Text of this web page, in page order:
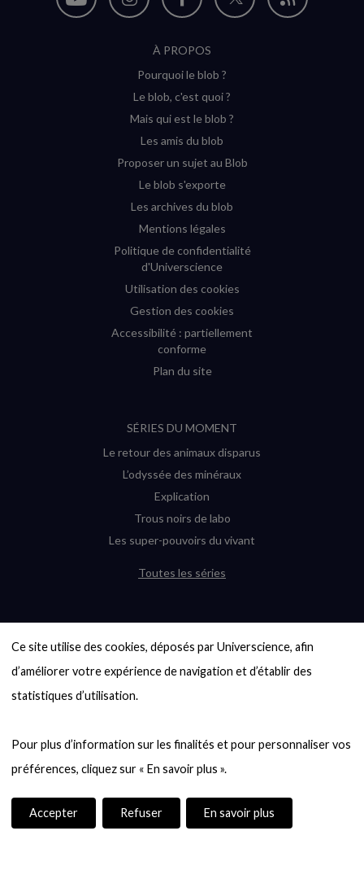
Ce site utilise des cookies, déposés par Universcience, afin
d’améliorer votre expérience de navigation et d’établir des
statistiques d’utilisation.
Pour plus d’information sur les finalités et pour personnaliser vos
Accepter Refuser En savoir plus
Nous
Nous
Instagram
(nouvelle
Nous
sur
Facebook
(nouvelle
Nous
Flux
À PROPOS
Pourquoi le blob ?
Le blob, c'est quoi ?
Mais qui est le blob ?
Les amis du blob
Proposer un sujet au Blob
Le blob s'exporte
Les archives du blob
Mentions légales
Politique de confidentialité
d'Universcience
Utilisation des cookies
Gestion des cookies
Accessibilité : partiellement
conforme
Plan du site
SÉRIES DU MOMENT
Le retour des animaux disparus
L’odyssée des minéraux
Explication
Trous noirs de labo
Les super-pouvoirs du vivant
Toutes les séries
6000 exoplanètes, et pas de « Terre »
en vue ?
Quel avenir pour les cryptos ?
Entre mathématiques et politique : la
quête d’un vote équitable
casse-tête